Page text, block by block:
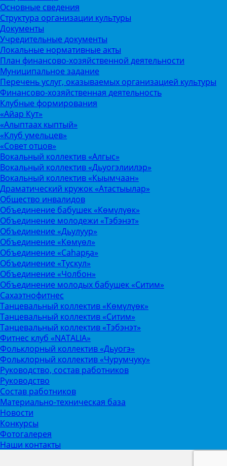
Основные сведения
Структура организации культуры
Документы
Учредительные документы
Локальные нормативные акты
План финансово-хозяйственной деятельности
Муниципальное задание
Перечень услуг, оказываемых организацией культуры
Финансово-хозяйственная деятельность
Клубные формирования
«Айар Кут»
«Алыптаах кыптый»
«Клуб умельцев»
«Совет отцов»
Вокальный коллектив «Алгыс»
Вокальный коллектив «Дьуогэлиилэр»
Вокальный коллектив «Кыымчаан»
Драматический кружок «Атастыылар»
Общество инвалидов
Объединение бабушек «Көмүлүөк»
Объединение молодежи «Тэбэнэт»
Объединение «Дьулуур»
Объединение «Көмүөл»
Объединение «Саhарҕа»
Объединение «Тускул»
Объединение «Чолбон»
Объединение молодых бабушек «Ситим»
Сахаэтнофитнес
Танцевальный коллектив «Көмүлүөк»
Танцевальный коллектив «Ситим»
Танцевальный коллектив «Тэбэнэт»
Фитнес клуб «NATALIA»
Фольклорный коллектив «Дьуогэ»
Фольклорный коллектив «Чурумчуку»
Руководство, состав работников
Руководство
Состав работников
Материально-техническая база
Новости
Конкурсы
Фотогалерея
Наши контакты